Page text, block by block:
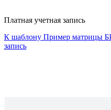
Платная учетная запись
К шаблону Пример матрицы
запись